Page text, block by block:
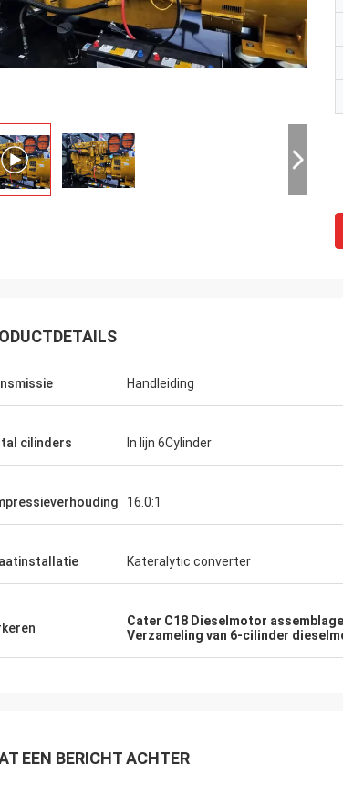
Handleiding
cilinders In lijn 6Cylinder
16.0:1
Kateralytic converter
Cater C18 Dieselmotor assemblage
Verzameling van 6-cilinder
EEN BERICHT ACHTER